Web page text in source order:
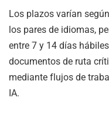
Los plazos varían
los pares de idiomas,
entre 7 y 14 días
documentos de ruta
mediante flujos de
IA.